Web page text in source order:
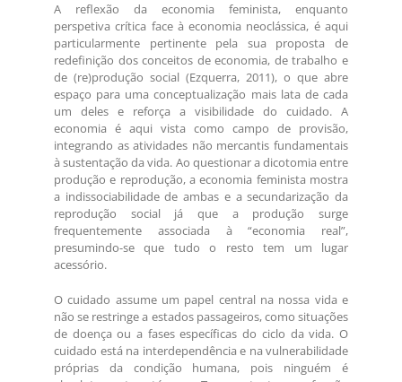
A reflexão da economia feminista, enquanto
perspetiva crítica face à economia neoclássica, é aqui
particularmente pertinente pela sua proposta de
redefinição dos conceitos de economia, de trabalho e
de (re)produção social (Ezquerra, 2011), o que abre
espaço para uma conceptualização mais lata de cada
um deles e reforça a visibilidade do cuidado. A
economia é aqui vista como campo de provisão,
integrando as atividades não mercantis fundamentais
à sustentação da vida. Ao questionar a dicotomia entre
produção e reprodução, a economia feminista mostra
a indissociabilidade de ambas e a secundarização da
reprodução social já que a produção surge
frequentemente associada à “economia real”,
presumindo-se que tudo o resto tem um lugar
acessório.
O cuidado assume um papel central na nossa vida e
não se restringe a estados passageiros, como situações
de doença ou a fases específicas do ciclo da vida. O
cuidado está na interdependência e na vulnerabilidade
próprias da condição humana, pois ninguém é